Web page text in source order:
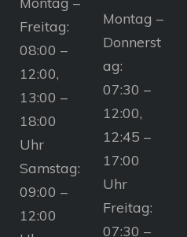
Freitag:
08:00 –
12:00,
13:00 –
18:00
Uhr
Samstag:
09:00 –
12:00
Montag –
Donnerst
ag:
07:30 –
12:00,
12:45 –
17:00
Uhr
Freitag:
07:30 –